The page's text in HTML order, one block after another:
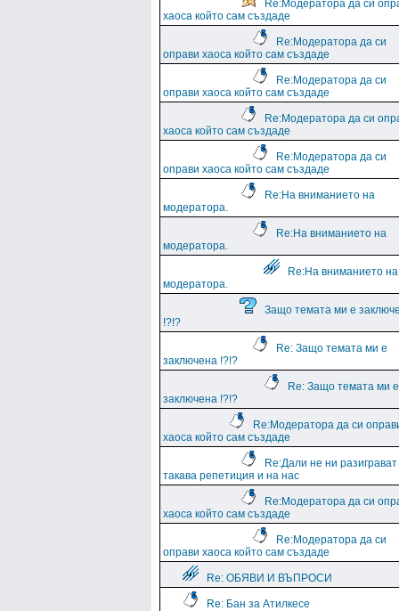
Re:Модератора да си
хаоса който сам създаде
Re:Модератора да си
оправи хаоса който сам създаде
Re:Модератора да си
оправи хаоса който сам създаде
Re:Модератора да си
хаоса който сам създаде
Re:Модератора да си
оправи хаоса който сам създаде
Re:На вниманието на
модератора.
Re:На вниманието на
модератора.
Re:На вниманието на
модератора.
Защо темата ми е
!?!?
Re: Защо темата ми е
заключена !?!?
Re: Защо темата ми е
заключена !?!?
Re:Модератора да си
хаоса който сам създаде
Re:Дали не ни разиграват
такава репетиция и на нас
Re:Модератора да си
хаоса който сам създаде
Re:Модератора да си
оправи хаоса който сам създаде
Re: ОБЯВИ И ВЪПРОСИ
Re: Бан за Атилкесе